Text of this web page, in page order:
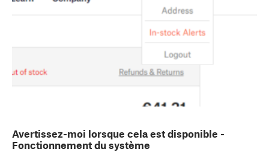
Avertissez-moi lorsque cela est disponible -
Fonctionnement du système